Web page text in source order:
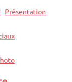
Présentation